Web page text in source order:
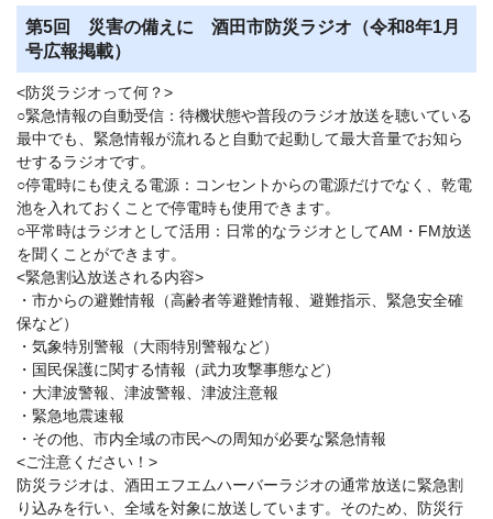
第5回 災害の備えに 酒田市防災ラジオ（令和8年1月
号広報掲載）
<防災ラジオって何？>
○緊急情報の自動受信：待機状態や普段のラジオ放送を聴いている
最中でも、緊急情報が流れると自動で起動して最大音量でお知ら
せするラジオです。
○停電時にも使える電源：コンセントからの電源だけでなく、乾電
池を入れておくことで停電時も使用できます。
○平常時はラジオとして活用：日常的なラジオとしてAM・FM放送
を聞くことができます。
<緊急割込放送される内容>
・市からの避難情報（高齢者等避難情報、避難指示、緊急安全確
保など）
・気象特別警報（大雨特別警報など）
・国民保護に関する情報（武力攻撃事態など）
・大津波警報、津波警報、津波注意報
・緊急地震速報
・その他、市内全域の市民への周知が必要な緊急情報
<ご注意ください！>
防災ラジオは、酒田エフエムハーバーラジオの通常放送に緊急割
り込みを行い、全域を対象に放送しています。そのため、防災行